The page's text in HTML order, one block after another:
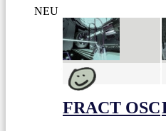
NEU
FRACT OSC